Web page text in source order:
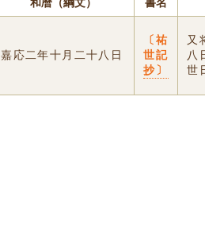
和暦（綱文） 書名
嘉応二年十月二十八日
〔祐
世記
抄〕
又
八
世